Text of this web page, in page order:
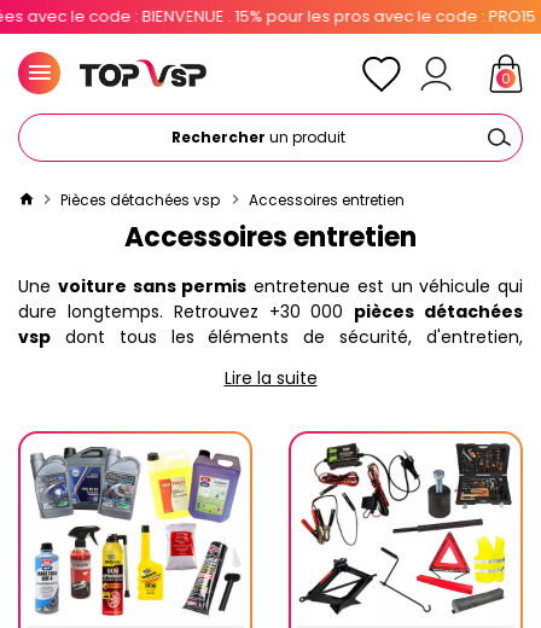
. 15% pour les pros avec le code : PRO15
Rechercher un produit
0
Pièces détachées vsp Accessoires entretien
Accessoires entretien
Une voiture sans permis entretenue est un véhicule qui
dure longtemps. Retrouvez +30 000 pièces détachées
vsp dont tous les éléments de sécurité, d'entretien,
est spécialiste de la
neuves d'origine, adaptables ou d'occasion pas cher.
Lire la suite